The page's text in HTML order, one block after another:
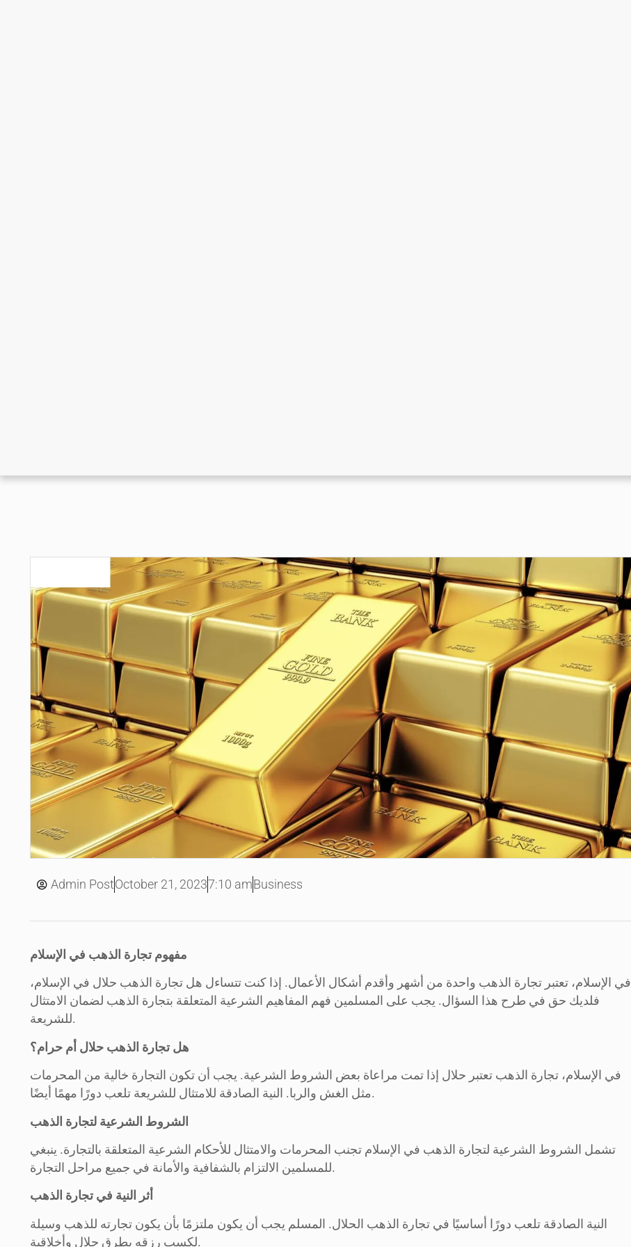
Admin PostOctober 21, 20237:10 am Business
مفهوم تجارة الذهب في الإسلام
في الإسلام، تعتبر تجارة الذهب واحدة من أشهر وأقدم أشكال الأعمال. إذا كنت تتساءل هل تجارة الذهب حلال في الإسلام،
فلديك حق في طرح هذا السؤال. يجب على المسلمين فهم المفاهيم الشرعية المتعلقة بتجارة الذهب لضمان الامتثال
للشريعة.
هل تجارة الذهب حلال أم حرام؟
في الإسلام، تجارة الذهب تعتبر حلال إذا تمت مراعاة بعض الشروط الشرعية. يجب أن تكون التجارة خالية من المحرمات
مثل الغش والربا. النية الصادقة للامتثال للشريعة تلعب دورًا مهمًا أيضًا.
الشروط الشرعية لتجارة الذهب
تشمل الشروط الشرعية لتجارة الذهب في الإسلام تجنب المحرمات والامتثال للأحكام الشرعية المتعلقة بالتجارة. ينبغي
للمسلمين الالتزام بالشفافية والأمانة في جميع مراحل التجارة.
أثر النية في تجارة الذهب
النية الصادقة تلعب دورًا أساسيًا في تجارة الذهب الحلال. المسلم يجب أن يكون ملتزمًا بأن يكون تجارته للذهب وسيلة
لكسب رزقه بطرق حلال وأخلاقية.